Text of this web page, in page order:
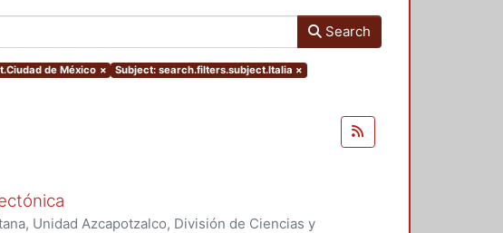
Search
de México × Subject: search.filters.subject.Italia ×
Unidad Azcapotzalco, División de Ciencias y